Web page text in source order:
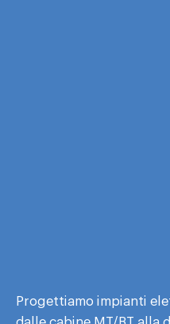
Progettiamo impianti